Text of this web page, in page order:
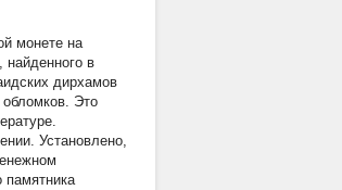
монете на
найденного в
дирхамов
Это
Установлено,
памятника